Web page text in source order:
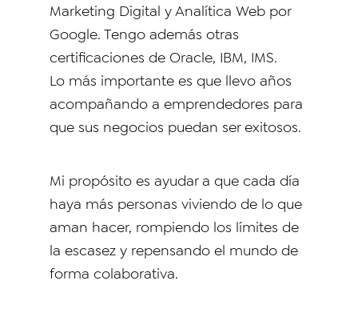
Marketing Digital y Analítica Web por
Google. Tengo además otras
certificaciones de Oracle, IBM, IMS.
Lo más importante es que llevo años
acompañando a emprendedores para
que sus negocios puedan ser exitosos.
Mi propósito es ayudar a que cada día
haya más personas viviendo de lo que
aman hacer, rompiendo los límites de
la escasez y repensando el mundo de
forma colaborativa.